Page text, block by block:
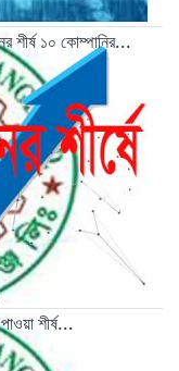
শীর্ষ ১০ কোম্পানির...
শীর্ষ...